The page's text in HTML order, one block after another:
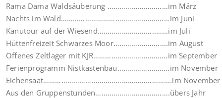
Rama Dama Waldsäuberung …………………………im März
Nachts im Wald………………………….……………..……im Juni
Kanutour auf der Wiesend………………………..……im Juli
Hüttenfreizeit Schwarzes Moor………….……….….im August
Offenes Zeltlager mit KJR……………………………….im September
Ferienprogramm Nistkastenbau………………….….im November
Eichensaat……………………………………………………….im November
Aus den Gruppenstunden……………………………….übers Jahr